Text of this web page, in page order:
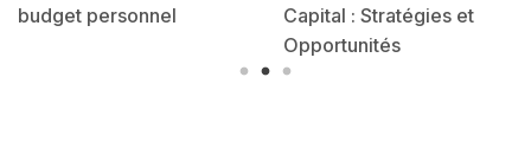
budget personnel
Capital : Stratégies et
Opportunités